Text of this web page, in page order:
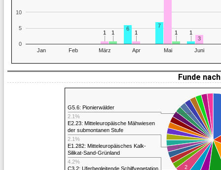
Jan Feb März Apr Mai Juni
0
5
10
6
7
11
11 11
3
11 11
Funde
2
C3.2: Uferbegleitende Schilfvegetation,
E1.282: Mitteleuropäisches Kalk-
Silikat-Sand-Grünland
4.2%
E2.23: Mitteleuropäische Mähwiesen
der submontanen Stufe
2.1%
G5.6: Pionierwälder
2.1%